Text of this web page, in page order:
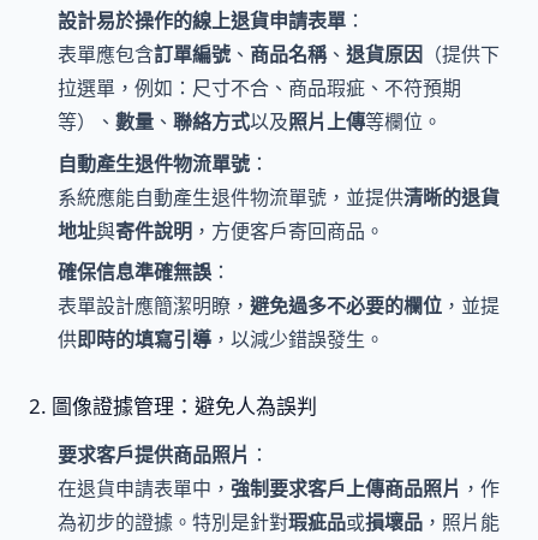
設計易於操作的線上退貨申請表單 ：
表單應包含訂單編號 、 商品名稱、 退貨原因 （提供下
拉選單，例如：尺寸不合、商品瑕疵、不符預期
等）、 數量 、 聯絡方式以及照片上傳等欄位。
自動產生退件物流單號 ：
系統應能自動產生退件物流單號，並提供清晰的退貨
地址與寄件說明 ，方便客戶寄回商品。
確保信息準確無誤 ：
表單設計應簡潔明瞭， 避免過多不必要的欄位 ，並提
供即時的填寫引導 ，以減少錯誤發生。
2. 圖像證據管理：避免人為誤判
要求客戶提供商品照片 ：
在退貨申請表單中， 強制要求客戶上傳商品照片 ，作
為初步的證據。特別是針對瑕疵品或損壞品 ，照片能